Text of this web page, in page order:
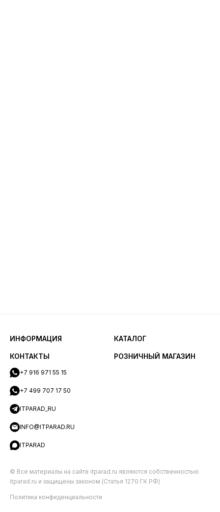
ИНФОРМАЦИЯ КАТАЛОГ
КОНТАКТЫ
+7 916 971 55 15
+7 499 707 17 50
ITPARAD_RU
INFO@ITPARAD.RU
ITPARAD
РОЗНИЧНЫЙ МАГАЗИН
© Все материалы на сайте itparad.ru являются собственностью
itparad.ru и защищены законом (Статья 1270 ГК РФ)
Политика конфиденциальности